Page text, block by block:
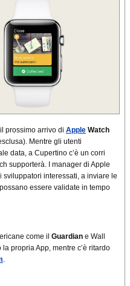
prossimo arrivo di Apple Watch
Mentre gli utenti
data, a Cupertino c’è un corri
supporterà. I manager di Apple
interessati, a inviare le
essere validate in tempo
come il Guardian e Wall
propria App, mentre c’è ritardo
.